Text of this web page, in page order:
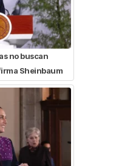
no buscan
Sheinbaum